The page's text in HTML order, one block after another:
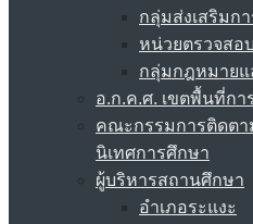
กลุ่มส่งเสริมก
หน่วยตรวจสอ
กลุ่มกฎหมาย
อ.ก.ค.ศ. เขตพื้นที่กา
คณะกรรมการติดตา
นิเทศการศึกษา
ผู้บริหารสถานศึกษา
อำเภอระแงะ